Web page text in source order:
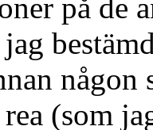
på de
någon
(som